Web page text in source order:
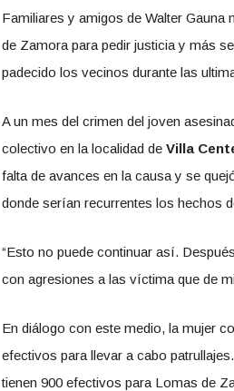
Familiares y amigos de Walter Gauna
de Zamora para pedir justicia y más
padecido los vecinos durante las
A un mes del crimen del joven
colectivo en la localidad de Villa
falta de avances en la causa y se
donde serían recurrentes los hechos
“Esto no puede continuar así.
con agresiones a las víctima que de
En diálogo con este medio, la mujer
efectivos para llevar a cabo patrullajes.
tienen 900 efectivos para Lomas de